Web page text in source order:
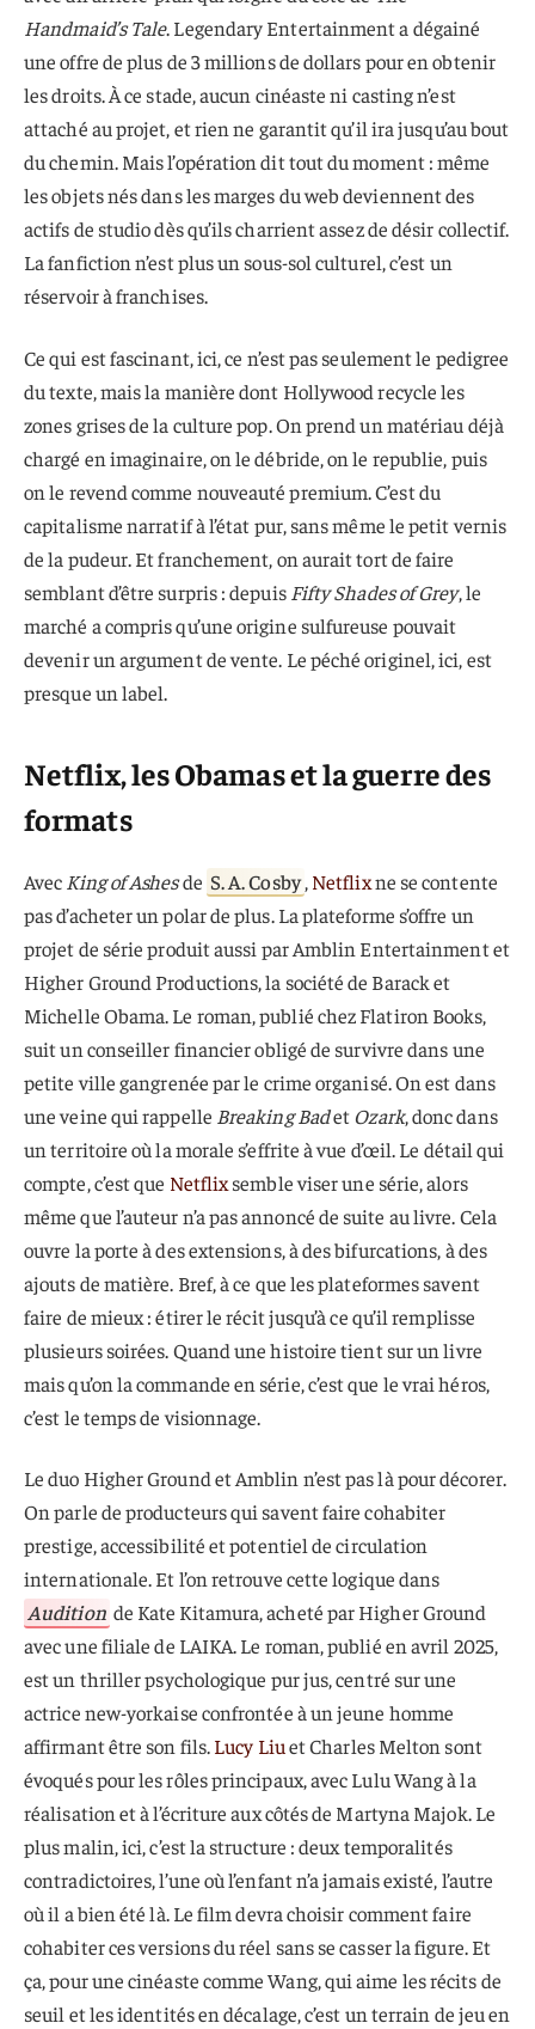
Handmaid’s Tale. Legendary Entertainment a dégainé
une offre de plus de 3 millions de dollars pour en obtenir
les droits. À ce stade, aucun cinéaste ni casting n’est
attaché au projet, et rien ne garantit qu’il ira jusqu’au bout
du chemin. Mais l’opération dit tout du moment : même
les objets nés dans les marges du web deviennent des
actifs de studio dès qu’ils charrient assez de désir collectif.
La fanfiction n’est plus un sous-sol culturel, c’est un
réservoir à franchises.
Ce qui est fascinant, ici, ce n’est pas seulement le pedigree
du texte, mais la manière dont Hollywood recycle les
zones grises de la culture pop. On prend un matériau déjà
chargé en imaginaire, on le débride, on le republie, puis
on le revend comme nouveauté premium. C’est du
capitalisme narratif à l’état pur, sans même le petit vernis
de la pudeur. Et franchement, on aurait tort de faire
semblant d’être surpris : depuis Fifty Shades of Grey, le
marché a compris qu’une origine sulfureuse pouvait
devenir un argument de vente. Le péché originel, ici, est
presque un label.
Netflix, les Obamas et la guerre des
formats
Avec King of Ashesde S. A. Cosby,Netflixne se contente
pas d’acheter un polar de plus. La plateforme s’offre un
projet de série produit aussi par Amblin Entertainment et
Higher Ground Productions, la société de Barack et
Michelle Obama. Le roman, publié chez Flatiron Books,
suit un conseiller financier obligé de survivre dans une
petite ville gangrenée par le crime organisé. On est dans
une veine qui rappelle Breaking BadetOzark, donc dans
un territoire où la morale s’effrite à vue d’œil. Le détail qui
compte, c’est que Netflixsemble viser une série, alors
même que l’auteur n’a pas annoncé de suite au livre. Cela
ouvre la porte à des extensions, à des bifurcations, à des
ajouts de matière. Bref, à ce que les plateformes savent
faire de mieux : étirer le récit jusqu’à ce qu’il remplisse
plusieurs soirées. Quand une histoire tient sur un livre
mais qu’on la commande en série, c’est que le vrai héros,
c’est le temps de visionnage.
Le duo Higher Ground et Amblin n’est pas là pour décorer.
On parle de producteurs qui savent faire cohabiter
prestige, accessibilité et potentiel de circulation
internationale. Et l’on retrouve cette logique dans
Audition de Kate Kitamura, acheté par Higher Ground
avec une filiale de LAIKA. Le roman, publié en avril 2025,
est un thriller psychologique pur jus, centré sur une
actrice new-yorkaise confrontée à un jeune homme
affirmant être son fils.Lucy Liuet Charles Melton sont
évoqués pour les rôles principaux, avec Lulu Wang à la
réalisation et à l’écriture aux côtés de Martyna Majok. Le
plus malin, ici, c’est la structure : deux temporalités
contradictoires, l’une où l’enfant n’a jamais existé, l’autre
où il a bien été là. Le film devra choisir comment faire
cohabiter ces versions du réel sans se casser la figure. Et
ça, pour une cinéaste comme Wang, qui aime les récits de
seuil et les identités en décalage, c’est un terrain de jeu en